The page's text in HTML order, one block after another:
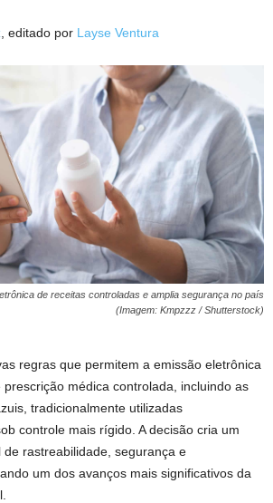
, editado por Layse Ventura
de receitas controladas e amplia segurança no país
(Imagem: Kmpzzz / Shutterstock)
regras que permitem a emissão eletrônica
médica controlada, incluindo as
tradicionalmente utilizadas
controle mais rígido. A decisão cria um
rastreabilidade, segurança e
um dos avanços mais significativos da